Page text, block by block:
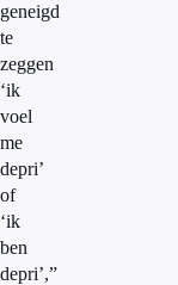
geneigd
te
zeggen
‘ik
voel
me
depri’
of
‘ik
ben
depri’,”